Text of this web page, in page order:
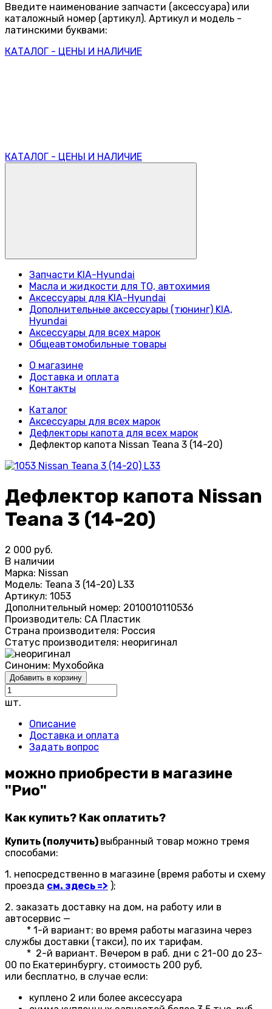
Введите наименование запчасти (аксессуара) или
каталожный номер (артикул). Артикул и модель -
латинскими буквами:
КАТАЛОГ - ЦЕНЫ И НАЛИЧИЕ
КАТАЛОГ - ЦЕНЫ И НАЛИЧИЕ
Запчасти KIA-Hyundai
Масла и жидкости для ТО, автохимия
Аксессуары для KIA-Hyundai
Дополнительные аксессуары (тюнинг) KIA,
Hyundai
Аксессуары для всех марок
Общеавтомобильные товары
О магазине
Доставка и оплата
Контакты
Каталог
Аксессуары для всех марок
Дефлекторы капота для всех марок
Дефлектор капота Nissan Teana 3 (14-20)
Дефлектор капота Nissan
Teana 3 (14-20)
2 000 руб.
В наличии
Марка: Nissan
Модель: Teana 3 (14-20) L33
Артикул: 1053
Дополнительный номер: 2010010110536
Производитель: СА Пластик
Страна производителя: Россия
Статус производителя: неоригинал
Синоним: Мухобойка
Добавить в корзину
шт.
Описание
Доставка и оплата
Задать вопрос
можно приобрести в магазине
"Рио"
Как купить? Как оплатить?
Купить (получить) выбранный товар можно тремя
способами:
1. непосредственно в магазине (время работы и схему
проезда см. здесь => );
2. заказать доставку на дом, на работу или в
автосервис —
* 1-й вариант: во время работы магазина через
службы доставки (такси), по их тарифам.
* 2-й вариант. Вечером в раб. дни с 21-00 до 23-
00 по Екатеринбургу, стоимость 200 руб,
или бесплатно, в случае если:
куплено 2 или более аксессуара